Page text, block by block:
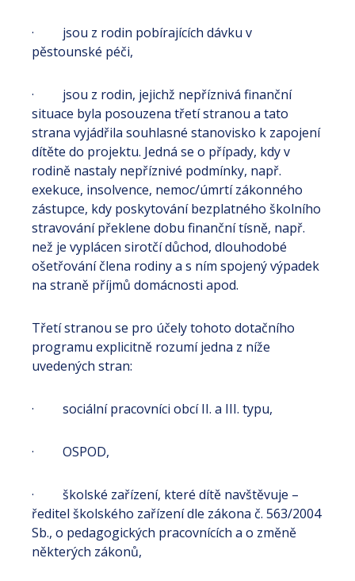
· jsou z rodin pobírajících dávku v
pěstounské péči,
· jsou z rodin, jejichž nepříznivá finanční
situace byla posouzena třetí stranou a tato
strana vyjádřila souhlasné stanovisko k zapojení
dítěte do projektu. Jedná se o případy, kdy v
rodině nastaly nepříznivé podmínky, např.
exekuce, insolvence, nemoc/úmrtí zákonného
zástupce, kdy poskytování bezplatného školního
stravování překlene dobu finanční tísně, např.
než je vyplácen sirotčí důchod, dlouhodobé
ošetřování člena rodiny a s ním spojený výpadek
na straně příjmů domácnosti apod.
Třetí stranou se pro účely tohoto dotačního
programu explicitně rozumí jedna z níže
uvedených stran:
· sociální pracovníci obcí II. a III. typu,
· OSPOD,
· školské zařízení, které dítě navštěvuje –
ředitel školského zařízení dle zákona č. 563/2004
Sb., o pedagogických pracovnících a o změně
některých zákonů,